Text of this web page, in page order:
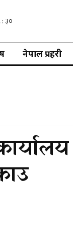
नेपाल प्रहरी